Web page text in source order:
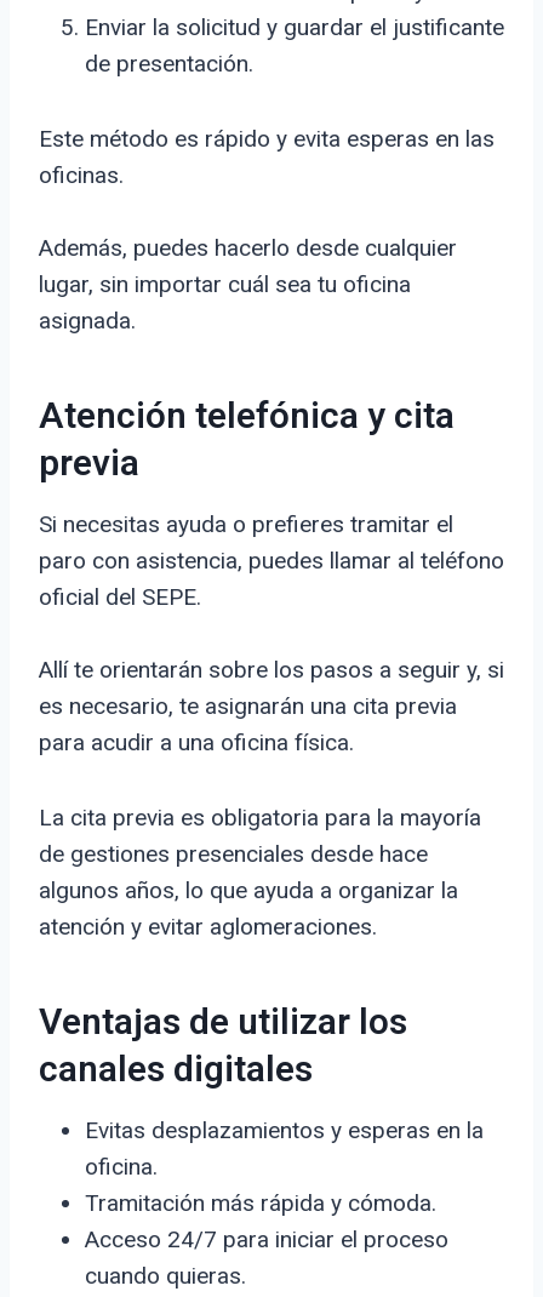
Enviar la solicitud y guardar el justificante
de presentación.
Este método es rápido y evita esperas en las
oficinas.
Además, puedes hacerlo desde cualquier
lugar, sin importar cuál sea tu oficina
asignada.
Atención telefónica y cita
previa
Si necesitas ayuda o prefieres tramitar el
paro con asistencia, puedes llamar al teléfono
oficial del SEPE.
Allí te orientarán sobre los pasos a seguir y, si
es necesario, te asignarán una cita previa
para acudir a una oficina física.
La cita previa es obligatoria para la mayoría
de gestiones presenciales desde hace
algunos años, lo que ayuda a organizar la
atención y evitar aglomeraciones.
Ventajas de utilizar los
canales digitales
Evitas desplazamientos y esperas en la
oficina.
Tramitación más rápida y cómoda.
Acceso 24/7 para iniciar el proceso
cuando quieras.